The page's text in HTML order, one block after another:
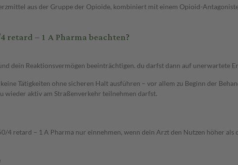
aus der Gruppe der Opioide, kombiniert mit einem Opioid-
retard – 1 A Pharma beachten?
dein Reaktionsvermögen beeinträchtigen. du darfst dann auf unerwartete
Tätigkeiten ohne sicheren Halt ausführen – vor allem zu Beginn der
wieder aktiv am Straßenverkehr teilnehmen darfst.
retard – 1 A Pharma nur einnehmen, wenn dein Arzt den Nutzen höher